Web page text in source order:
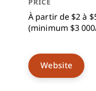
À partir de $2 à
(minimum $3
Website